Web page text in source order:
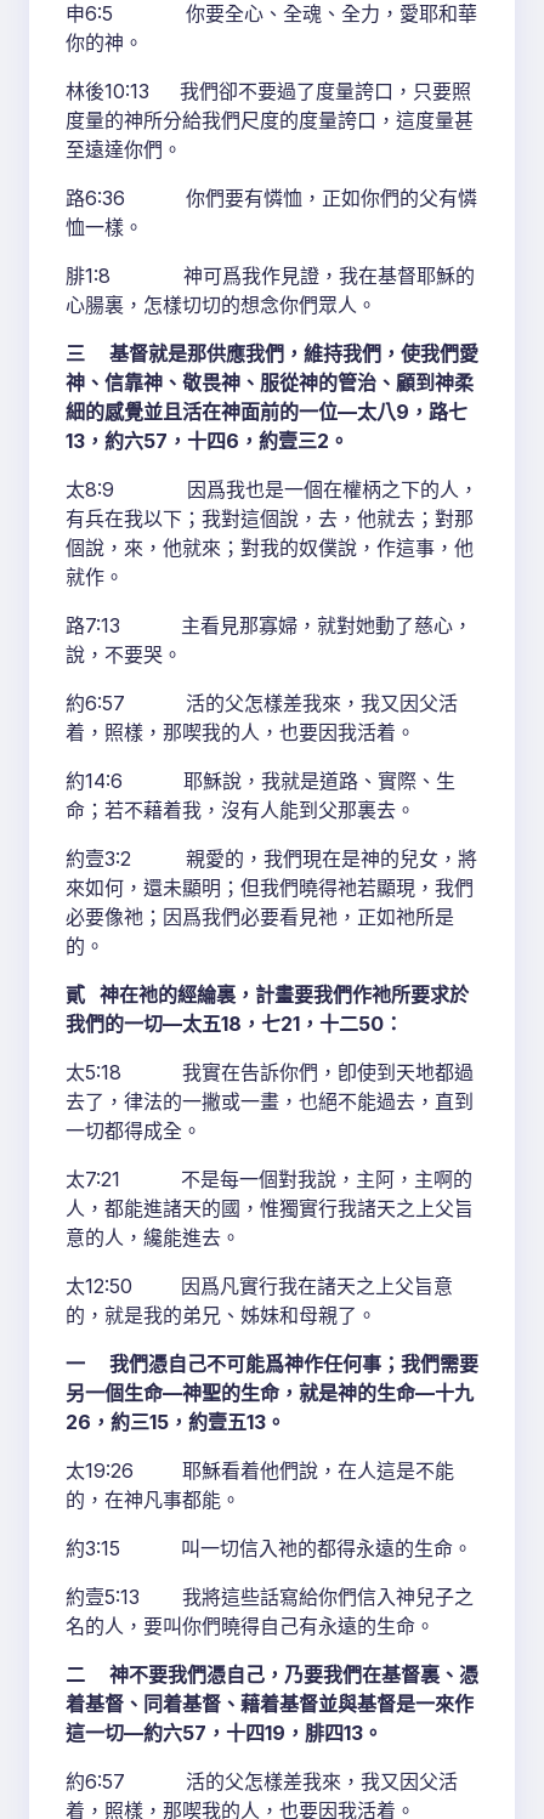
申6:5 你要全心、全魂、全力，愛耶和華
你的神。
林後10:13 我們卻不要過了度量誇口，只要照
度量的神所分給我們尺度的度量誇口，這度量甚
至遠達你們。
路6:36 你們要有憐恤，正如你們的父有憐
恤一樣。
腓1:8 神可爲我作見證，我在基督耶穌的
心腸裏，怎樣切切的想念你們眾人。
三 基督就是那供應我們，維持我們，使我們愛
神、信靠神、敬畏神、服從神的管治、顧到神柔
細的感覺並且活在神面前的一位—太八9，路七
13，約六57，十四6，約壹三2。
太8:9 因爲我也是一個在權柄之下的人，
有兵在我以下；我對這個說，去，他就去；對那
個說，來，他就來；對我的奴僕說，作這事，他
就作。
路7:13 主看見那寡婦，就對她動了慈心，
說，不要哭。
約6:57 活的父怎樣差我來，我又因父活
着，照樣，那喫我的人，也要因我活着。
約14:6 耶穌說，我就是道路、實際、生
命；若不藉着我，沒有人能到父那裏去。
約壹3:2 親愛的，我們現在是神的兒女，將
來如何，還未顯明；但我們曉得祂若顯現，我們
必要像祂；因爲我們必要看見祂，正如祂所是
的。
貳 神在祂的經綸裏，計畫要我們作祂所要求於
我們的一切—太五18，七21，十二50：
太5:18 我實在告訴你們，卽使到天地都過
去了，律法的一撇或一畫，也絕不能過去，直到
一切都得成全。
太7:21 不是每一個對我說，主阿，主啊的
人，都能進諸天的國，惟獨實行我諸天之上父旨
意的人，纔能進去。
太12:50 因爲凡實行我在諸天之上父旨意
的，就是我的弟兄、姊妹和母親了。
一 我們憑自己不可能爲神作任何事；我們需要
另一個生命—神聖的生命，就是神的生命—十九
26，約三15，約壹五13。
太19:26 耶穌看着他們說，在人這是不能
的，在神凡事都能。
約3:15 叫一切信入祂的都得永遠的生命。
約壹5:13 我將這些話寫給你們信入神兒子之
名的人，要叫你們曉得自己有永遠的生命。
二 神不要我們憑自己，乃要我們在基督裏、憑
着基督、同着基督、藉着基督並與基督是一來作
這一切—約六57，十四19，腓四13。
約6:57 活的父怎樣差我來，我又因父活
着，照樣，那喫我的人，也要因我活着。